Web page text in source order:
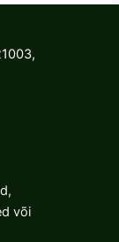
Опции
või